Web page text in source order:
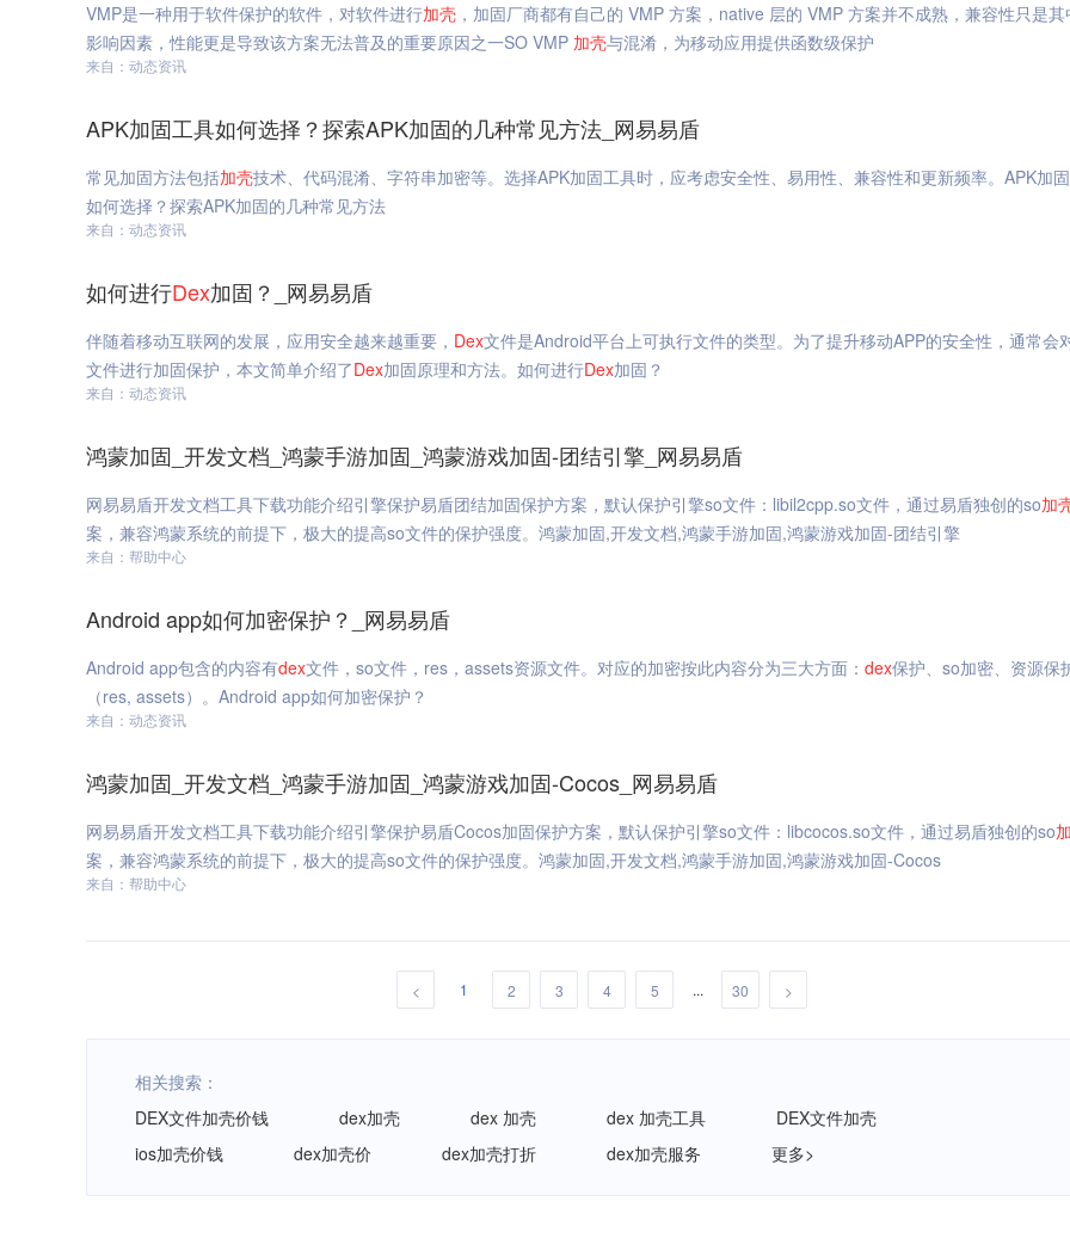
VMP是一种用于软件保护的软件，对软件进行加壳 ，加固厂商都有自己的 VMP 方案，native 层的 VMP 方案并不成熟，兼容性只是其
影响因素，性能更是导致该方案无法普及的重要原因之一SO VMP 加壳与混淆，为移动应用提供函数级保护
来自：动态资讯
APK加固工具如何选择？探索APK加固的几种常见方法_网易易盾
常见加固方法包括加壳技术、代码混淆、字符串加密等。选择APK加固工具时，应考虑安全性、易用性、兼容性和更新频率。APK加
如何选择？探索APK加固的几种常见方法
来自：动态资讯
如何进行Dex加固？_网易易盾
伴随着移动互联网的发展，应用安全越来越重要， Dex文件是Android平台上可执行文件的类型。为了提升移动APP的安全性，通常会
文件进行加固保护，本文简单介绍了Dex加固原理和方法。如何进行Dex加固？
来自：动态资讯
鸿蒙加固_开发文档_鸿蒙手游加固_鸿蒙游戏加固-团结引擎_网易易盾
网易易盾开发文档工具下载功能介绍引擎保护易盾团结加固保护方案，默认保护引擎so文件：libil2cpp.so文件，通过易盾独创的so加
案，兼容鸿蒙系统的前提下，极大的提高so文件的保护强度。鸿蒙加固,开发文档,鸿蒙手游加固,鸿蒙游戏加固-团结引擎
来自：帮助中心
Android app如何加密保护？_网易易盾
Android app包含的内容有dex文件，so文件，res，assets资源文件。对应的加密按此内容分为三大方面： dex保护、so加密、资源保
（res, assets）。Android app如何加密保护？
来自：动态资讯
鸿蒙加固_开发文档_鸿蒙手游加固_鸿蒙游戏加固-Cocos_网易易盾
网易易盾开发文档工具下载功能介绍引擎保护易盾Cocos加固保护方案，默认保护引擎so文件：libcocos.so文件，通过易盾独创的so加
案，兼容鸿蒙系统的前提下，极大的提高so文件的保护强度。鸿蒙加固,开发文档,鸿蒙手游加固,鸿蒙游戏加固-Cocos
来自：帮助中心
< 1 2 3 4 5 ... 30 >
相关搜索：
DEX文件加壳价钱
dex加壳 dex 加壳 dex 加壳工具
DEX文件加壳
ios加壳价钱
dex加壳价 dex加壳打折 dex加壳服务 更多>